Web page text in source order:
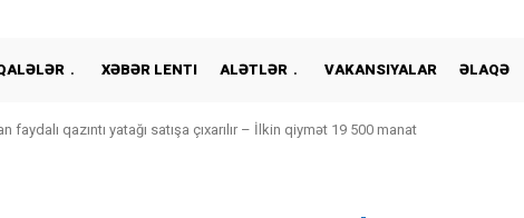
XƏBƏR LENTI ALƏTLƏR VAKANSIYALAR ƏLAQƏ
faydalı qazıntı yatağı satışa çıxarılır – İlkin qiymət 19 500 manat